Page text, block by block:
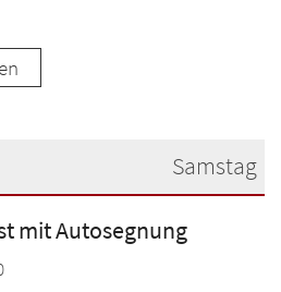
Samstag
2020
mit Autosegnung